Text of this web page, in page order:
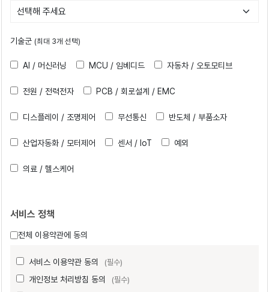
기술군 (최대 3개 선택)
AI / 머신러닝 MCU / 임베디드 자동차 / 오토모티브
전원 / 전력전자 PCB / 회로설계 / EMC
디스플레이 / 조명제어 무선통신 반도체 / 부품소자
산업자동화 / 모터제어 센서 / IoT 예외
의료 / 헬스케어
서비스 정책
전체 이용약관에 동의
서비스 이용약관 동의 (필수)
개인정보 처리방침 동의 (필수)